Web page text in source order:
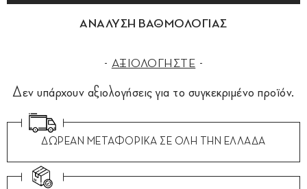
ΑΝΑΛΥΣΗ ΒΑΘΜΟΛΟΓΙΑΣ
ΑΞΙΟΛΟΓΗΣΤΕ
Δεν υπάρχουν αξιολογήσεις για το συγκεκριμένο προϊόν.
ΔΩΡΕΑΝ ΜΕΤΑΦΟΡΙΚΑ ΣΕ ΟΛΗ ΤΗΝ ΕΛΛΑΔΑ